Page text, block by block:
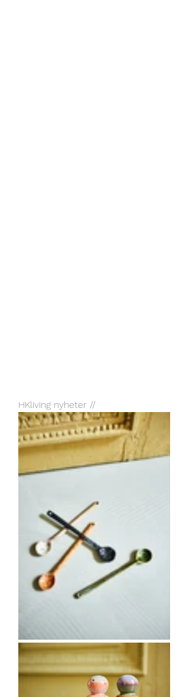
HKliving nyheter //